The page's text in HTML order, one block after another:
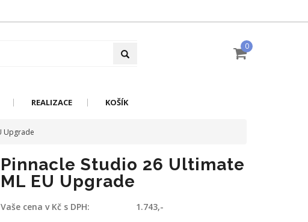
0
REALIZACE KOŠÍK
Upgrade
Pinnacle Studio 26 Ultimate
ML EU Upgrade
Vaše cena v Kč s DPH: 1.743,-